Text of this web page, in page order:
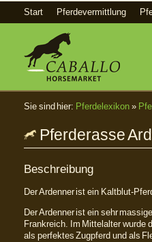
Start Pferdevermittlung
Sie sind hier: Pferdelexikon »
Pferderasse
Beschreibung
Der Ardenner ist ein Kaltblut-
Der Ardenner ist ein sehr
Frankreich. Im Mittelalter wurde
als perfektes Zugpferd und als